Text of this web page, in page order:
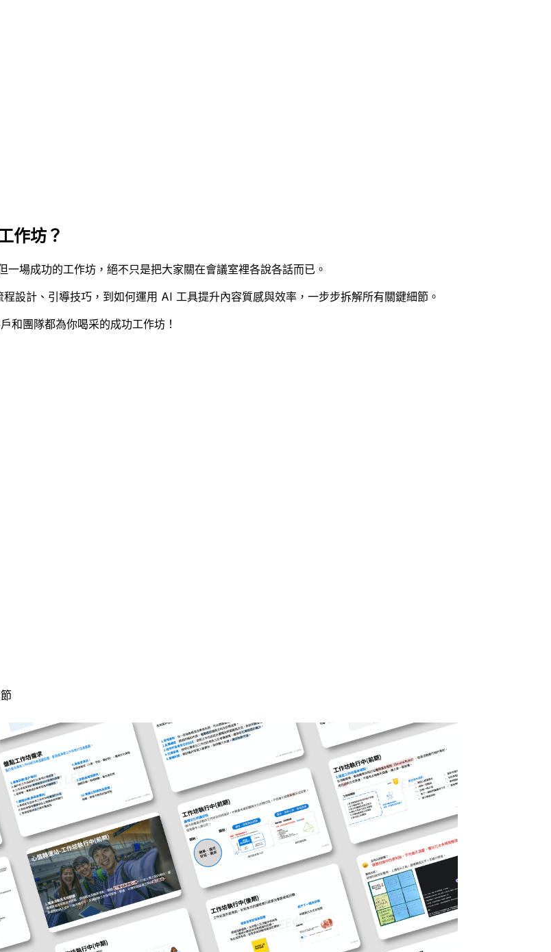
作坊？
場成功的工作坊，絕不只是把大家關在會議室裡各說各話而已。
程設計、引導技巧，到如何運用 AI 工具提升內容質感與效率 ，一步步拆解所有關鍵細節。
和團隊都為你喝采的成功工作坊！